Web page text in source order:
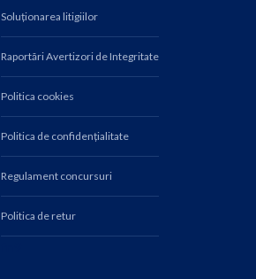
Soluționarea litigiilor
Raportări Avertizori de Integritate
Politica cookies
Politica de confidențialitate
Regulament concursuri
Politica de retur